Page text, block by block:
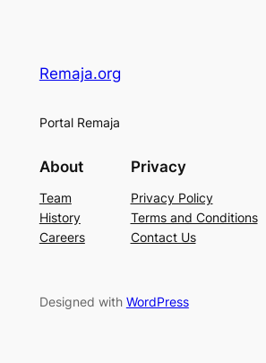
Remaja.org
Portal Remaja
About
Team
History
Careers
Privacy
Privacy Policy
Terms and Conditions
Contact Us
Designed with WordPress